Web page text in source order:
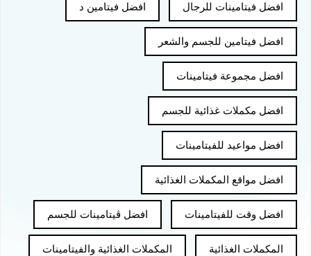
افضل فيتامينات للرجال افضل فيتامين د
افضل فيتامين للجسم والشعر
افضل مجموعة فيتامينات
افضل مكملات غذائية للجسم
افضل مواعيد للفيتامينات
افضل مواقع المكملات الغذائية
افضل وقت للفيتامينات افضل ڤيتامينات للجسم
المكملات الغذائية المكملات الغذائية والفيتامينات